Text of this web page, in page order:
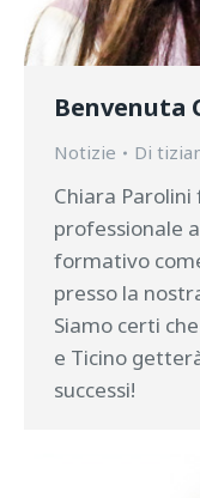
Benvenuta
Notizie Di
Chiara
professionale
formativo
presso la
Siamo certi
e Ticino
successi!